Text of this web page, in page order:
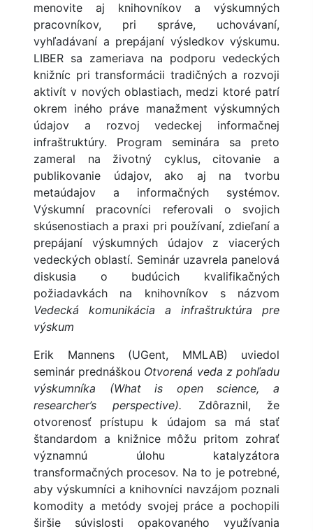
menovite aj knihovníkov a výskumných
pracovníkov, pri správe, uchovávaní,
vyhľadávaní a prepájaní výsledkov výskumu.
LIBER sa zameriava na podporu vedeckých
knižníc pri transformácii tradičných a rozvoji
aktivít v nových oblastiach, medzi ktoré patrí
okrem iného práve manažment výskumných
údajov a rozvoj vedeckej informačnej
infraštruktúry. Program seminára sa preto
zameral na životný cyklus, citovanie a
publikovanie údajov, ako aj na tvorbu
metaúdajov a informačných systémov.
Výskumní pracovníci referovali o svojich
skúsenostiach a praxi pri používaní, zdieľaní a
prepájaní výskumných údajov z viacerých
vedeckých oblastí. Seminár uzavrela panelová
diskusia o budúcich kvalifikačných
požiadavkách na knihovníkov s názvom
Vedecká komunikácia a infraštruktúra pre
výskum
Erik Mannens (UGent, MMLAB) uviedol
seminár prednáškou Otvorená veda z pohľadu
výskumníka (What is open science, a
researcher’s perspective). Zdôraznil, že
otvorenosť prístupu k údajom sa má stať
štandardom a knižnice môžu pritom zohrať
významnú úlohu katalyzátora
transformačných procesov. Na to je potrebné,
aby výskumníci a knihovníci navzájom poznali
komodity a metódy svojej práce a pochopili
širšie súvislosti opakovaného využívania